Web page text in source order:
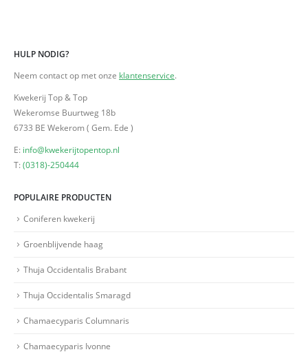
HULP NODIG?
Neem contact op met onze klantenservice.
Kwekerij Top & Top
Wekeromse Buurtweg 18b
6733 BE Wekerom ( Gem. Ede )
E: info@kwekerijtopentop.nl
T:(0318)-250444
POPULAIRE PRODUCTEN
Coniferen kwekerij
Groenblijvende haag
Thuja Occidentalis Brabant
Thuja Occidentalis Smaragd
Chamaecyparis Columnaris
Chamaecyparis Ivonne